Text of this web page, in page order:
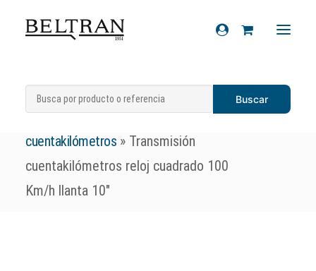
Recambios
Cascos
Inicio Recambios » Sistema de
transmisiones»Transmisiones
cuentakilómetros » Transmisión
cuentakilómetros reloj cuadrado 100
Km/h llanta 10″